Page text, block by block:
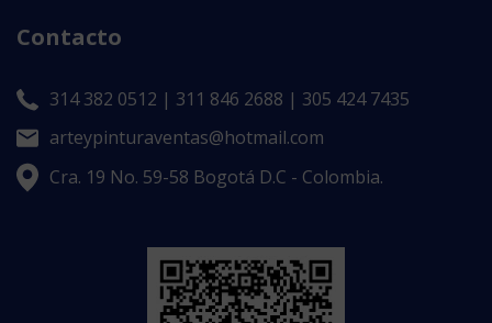
Contacto
314 382 0512 | 311 846 2688 | 305 424 7435
arteypinturaventas@hotmail.com
Cra. 19 No. 59-58 Bogotá D.C - Colombia.